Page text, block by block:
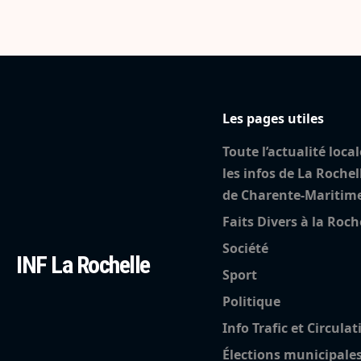
INF La Rochelle
Les pages utiles
Toute l’actualité
les infos de La
de Charente-
Faits Divers à la
Société
Sport
Politique
Info Trafic et
Élections